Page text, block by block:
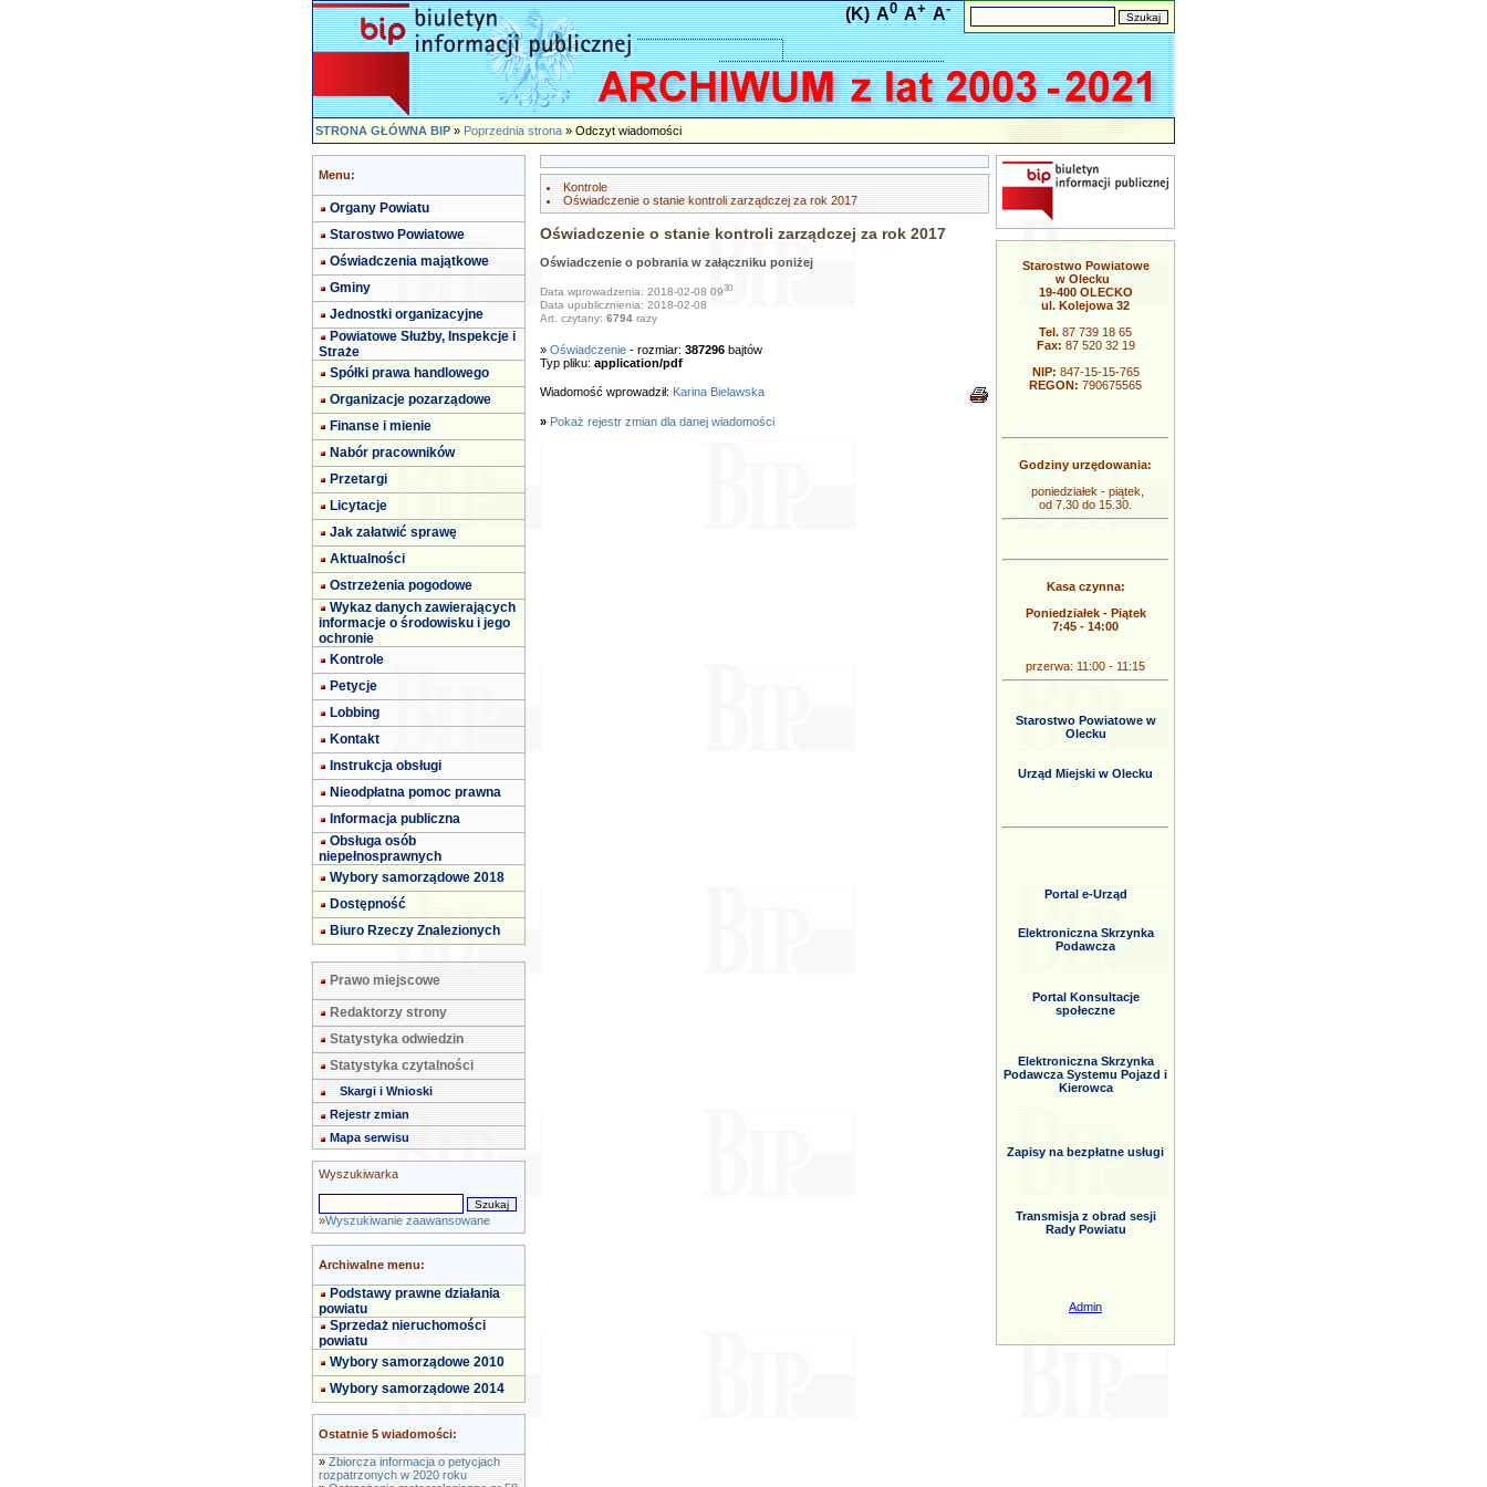
(K) A0 A+ A-
STRONA GŁÓWNA BIP»Poprzednia strona» Odczyt wiadomości
Menu:
Organy Powiatu
Starostwo Powiatowe
Oświadczenia majątkowe
Gminy
Jednostki organizacyjne
Powiatowe Służby, Inspekcje i
Straże
Spółki prawa handlowego
Organizacje pozarządowe
Finanse i mienie
Nabór pracowników
Przetargi
Licytacje
Jak załatwić sprawę
Aktualności
Ostrzeżenia pogodowe
Wykaz danych zawierających
informacje o środowisku i jego
ochronie
Kontrole
Petycje
Lobbing
Kontakt
Instrukcja obsługi
Nieodpłatna pomoc prawna
Informacja publiczna
Obsługa osób
niepełnosprawnych
Wybory samorządowe 2018
Dostępność
Biuro Rzeczy Znalezionych
Prawo miejscowe
Redaktorzy strony
Statystyka odwiedzin
Statystyka czytalności
Skargi i Wnioski
Rejestr zmian
Mapa serwisu
Wyszukiwarka
»Wyszukiwanie zaawansowane
Archiwalne menu:
Podstawy prawne działania
powiatu
Sprzedaż nieruchomości
powiatu
Wybory samorządowe 2010
Wybory samorządowe 2014
Ostatnie 5 wiadomości:
» Zbiorcza informacja o petycjach
rozpatrzonych w 2020 roku
Kontrole
Oświadczenie o stanie kontroli zarządczej za rok 2017
Oświadczenie o stanie kontroli zarządczej za rok 2017
Oświadczenie o pobrania w załączniku poniżej
Data wprowadzenia: 2018-02-08 0930
Data upublicznienia: 2018-02-08
Art. czytany: 6794razy
» Oświadczenie- rozmiar: 387296bajtów
Typ pliku: application/pdf
Wiadomość wprowadził: Karina Bielawska
» Pokaż rejestr zmian dla danej wiadomości
Starostwo Powiatowe
w Olecku
19-400 OLECKO
ul. Kolejowa 32
Tel. 87 739 18 65
Fax: 87 520 32 19
NIP: 847-15-15-765
REGON: 790675565
Godziny urzędowania:
poniedziałek - piątek,
od 7.30 do 15.30.
Kasa czynna:
Poniedziałek - Piątek
7:45 - 14:00
przerwa: 11:00 - 11:15
Starostwo Powiatowe w
Olecku
Urząd Miejski w Olecku
Portal e-Urząd
Elektroniczna Skrzynka
Podawcza
Portal Konsultacje
społeczne
Elektroniczna Skrzynka
Podawcza Systemu Pojazd i
Kierowca
Zapisy na bezpłatne usługi
Transmisja z obrad sesji
Rady Powiatu
Admin